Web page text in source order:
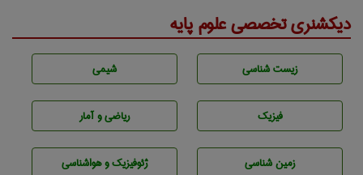
دیکشنری تخصصی علوم پایه
زيست شناسی شيمی
فیزیک ریاضی و آمار
زمين شناسی ژئوفيزيك و هواشناسی